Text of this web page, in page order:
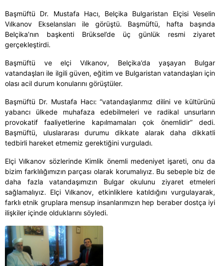
Başmüftü Dr. Mustafa Hacı, Belçika Bulgaristan Elçisi Veselin
Vılkanov Ekselansları ile görüştü. Başmüftü, hafta başında
Belçika’nın başkenti Brüksel’de üç günlük resmi ziyaret
gerçekleştirdi.
Başmüftü ve elçi Vılkanov, Belçika’da yaşayan Bulgar
vatandaşları ile ilgili güven, eğitim ve Bulgaristan vatandaşları için
olası acil durum konularını görüştüler.
Başmüftü Dr. Mustafa Hacı: “vatandaşlarımız dilini ve kültürünü
yabancı ülkede muhafaza edebilmeleri ve radikal unsurların
provokatif faaliyetlerine kapılmamaları çok önemlidir” dedi.
Başmüftü, uluslararası durumu dikkate alarak daha dikkatli
tedbirli hareket etmemiz gerektiğini vurguladı.
Elçi Vılkanov sözlerinde Kimlik önemli medeniyet işareti, onu da
bizim farklılığımızın parçası olarak korumalıyız. Bu sebeple biz de
daha fazla vatandaşımızın Bulgar okulunu ziyaret etmeleri
sağlamalıyız. Elçi Vılkanov, etkinliklere katıldığını vurgulayarak,
farklı etnik gruplara mensup insanlarımızın hep beraber dostça iyi
ilişkiler içinde olduklarını söyledi.